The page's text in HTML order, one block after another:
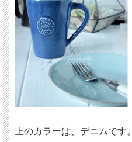
上のカラーは、デニムです。